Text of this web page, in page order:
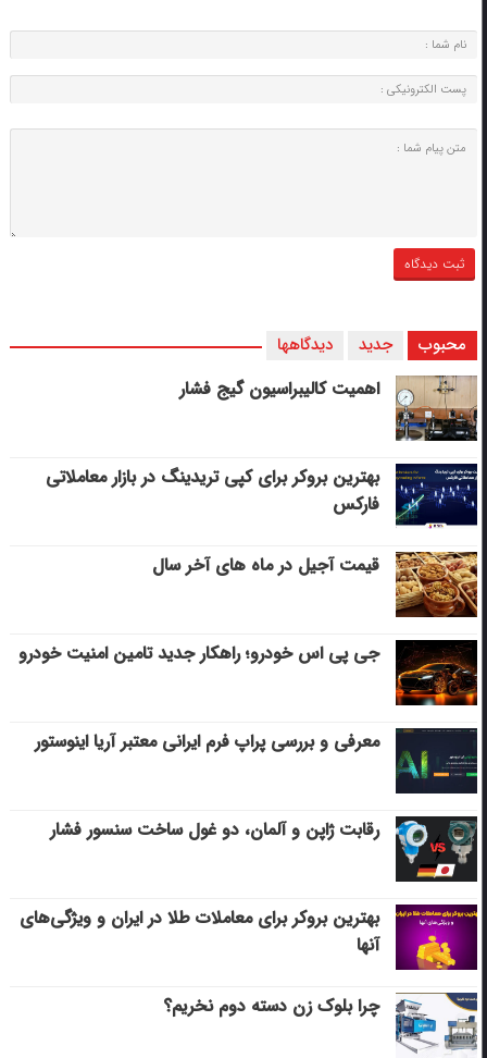
محبوب جدید دیدگاهها
اهمیت کالیبراسیون گیج فشار
بهترین بروکر برای کپی‌ تریدینگ در بازار معاملاتی
فارکس
قیمت آجیل در ماه های آخر سال
جی پی اس خودرو؛ راهکار جدید تامین امنیت خودرو
معرفی و بررسی پراپ فرم ایرانی معتبر آریا اینوستور
رقابت ژاپن و آلمان، دو غول ساخت سنسور فشار
بهترین بروکر برای معاملات طلا در ایران و ویژگی‌های
آنها
چرا بلوک زن دسته دوم نخریم؟